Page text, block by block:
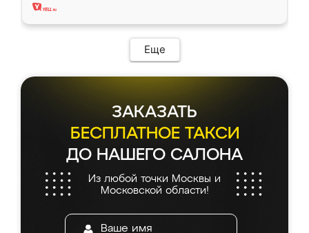
Еще
ЗАКАЗАТЬ
БЕСПЛАТНОЕ ТАКСИ
ДО НАШЕГО САЛОНА
Из любой точки Москвы и
Московской области!